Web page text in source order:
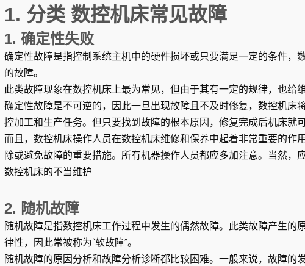
1. 分类 数控机床常见故障
1. 确定性失败
确定性故障是指控制系统主机中的硬件损坏或只要满足一定的条件，
的故障。
此类故障现象在数控机床上最为常见，但由于其有一定的规律，也给
确定性故障是不可逆的，因此一旦出现故障且不及时修复，数控机床
控加工和生产任务。但只要找到故障的根本原因，修复完成后机床就
而且，数控机床操作人员在数控机床维修和保养中起着非常重要的作
除或避免故障的重要措施。所有机器操作人员都应多加注意。当然，
数控机床的不当维护
2. 随机故障
随机故障是指数控机床工作过程中发生的偶然故障。此类故障产生的
律性，因此常被称为“软故障”。
随机故障的原因分析和故障分析诊断都比较困难。一般来说，故障的